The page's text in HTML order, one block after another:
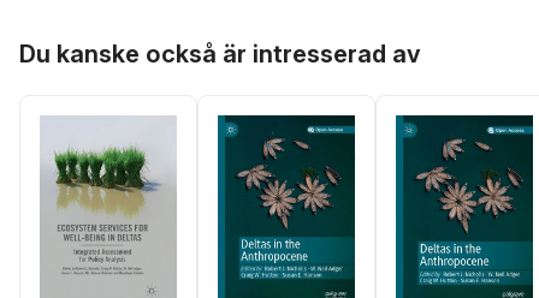
Du kanske också är intresserad av